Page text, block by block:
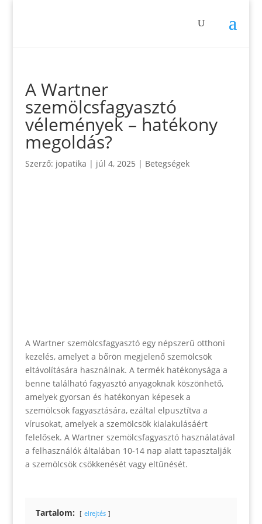
A Wartner
szemölcsfagyasztó
vélemények – hatékony
megoldás?
Szerző: jopatika | júl 4, 2025 | Betegségek
A Wartner szemölcsfagyasztó egy népszerű otthoni
kezelés, amelyet a bőrön megjelenő szemölcsök
eltávolítására használnak. A termék hatékonysága a
benne található fagyasztó anyagoknak köszönhető,
amelyek gyorsan és hatékonyan képesek a
szemölcsök fagyasztására, ezáltal elpusztítva a
vírusokat, amelyek a szemölcsök kialakulásáért
felelősek. A Wartner szemölcsfagyasztó használatával
a felhasználók általában 10-14 nap alatt tapasztalják
a szemölcsök csökkenését vagy eltűnését.
Tartalom: elrejtés